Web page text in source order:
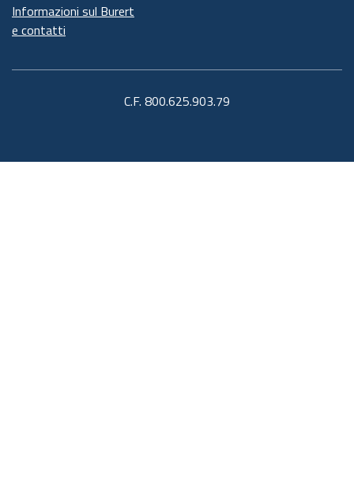
Informazioni sul Burert
e contatti
C.F. 800.625.903.79